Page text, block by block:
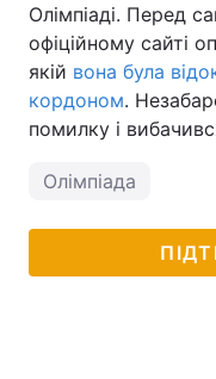
Олімпіаді. Перед
офіційному сайті
якій вона була
кордоном.
помилку і
Олімпіада